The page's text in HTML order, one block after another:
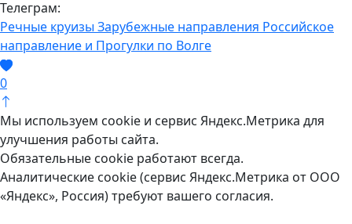
Телеграм:
Речные круизы Зарубежные направления Российское
направление и Прогулки по Волге
0
Мы используем cookie и сервис Яндекс.Метрика для
улучшения работы сайта.
Обязательные cookie работают всегда.
Аналитические cookie (сервис Яндекс.Метрика от ООО
«Яндекс», Россия) требуют вашего согласия.